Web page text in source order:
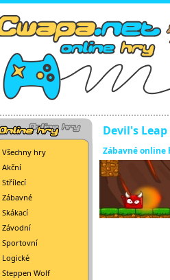
Všechny hry
Akční
Střílecí
Zábavné
Skákací
Závodní
Sportovní
Logické
Steppen Wolf
Devil's Leap
Zábavné online